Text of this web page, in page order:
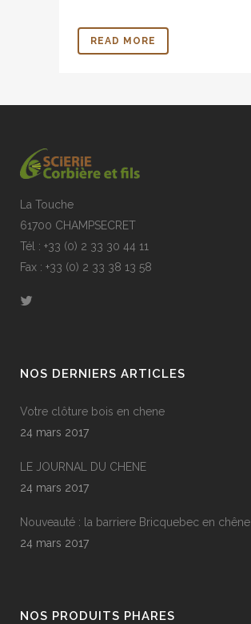
READ MORE
La Touche
61700 CHAMPSECRET
Tél : +33 (0) 2 33 30 44 11
Fax : +33 (0) 2 33 38 13 58
NOS DERNIERS ARTICLES
Votre clôture bois en chene
24 mars 2017
LE JOURNAL DU CHENE
24 mars 2017
Nouveauté : la barriere Bricquebec en chêne
24 mars 2017
NOS PRODUITS PHARES